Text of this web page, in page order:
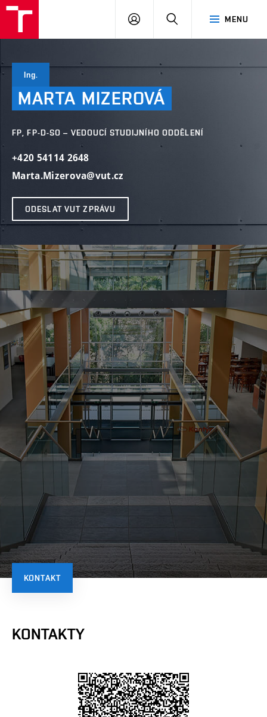
MENU
PŘIHLÁSIT
Ing.
MARTA MIZEROVÁ
FP, FP-D-SO – VEDOUCÍ STUDIJNÍHO ODDĚLENÍ
+420 54114 2648
Marta.Mizerova@vut.cz
ODESLAT VUT ZPRÁVU
KONTAKT
KONTAKTY